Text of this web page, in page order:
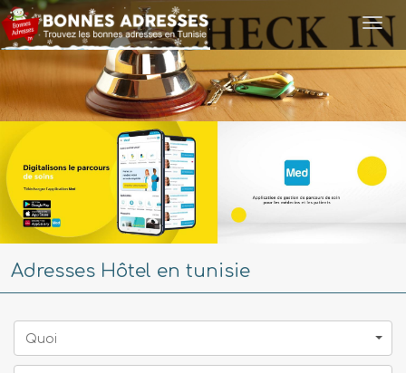
Adresses Hôtel en tunisie
Quoi